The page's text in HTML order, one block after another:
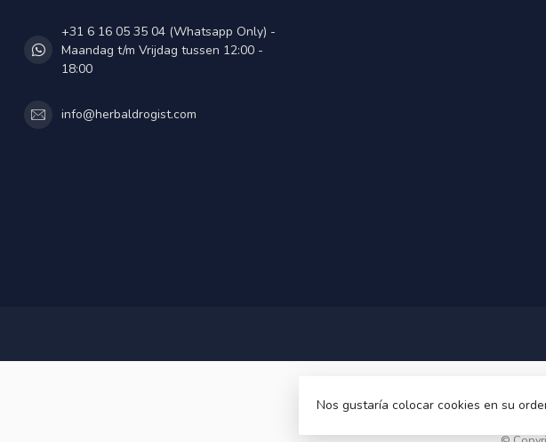
+31 6 16 05 35 04 (Whatsapp Only) -
Maandag t/m Vrijdag tussen 12:00 -
18:00
info@herbaldrogist.com
Nos gustaría colocar cookies en su